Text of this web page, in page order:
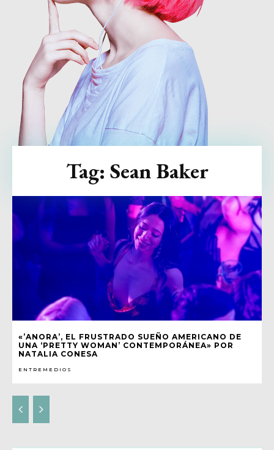
«’ANORA’, EL FRUSTRADO SUEÑO AMERICANO DE
UNA ‘PRETTY WOMAN’ CONTEMPORÁNEA» POR
NATALIA CONESA
ENTREMEDIOS
Tag: Sean Baker